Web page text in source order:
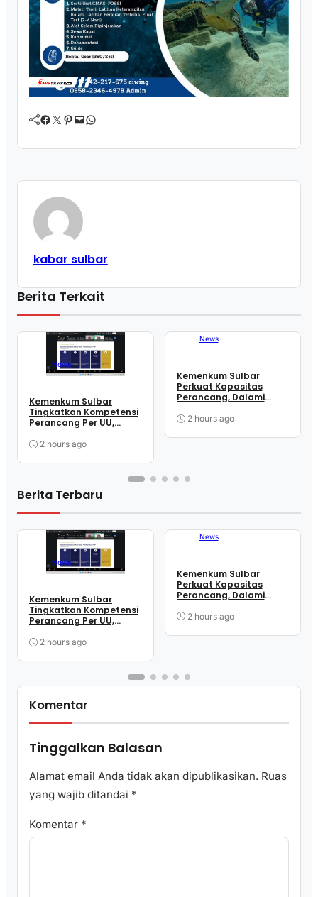
Facebook Twitter Pinterest Mail WhatsApp
kabar sulbar
Berita Terkait
News
Kemenkum Sulbar
Tingkatkan Kompetensi
Perancang Per UU,
Berkualitas
2 hours ago
News
Kemenkum Sulbar
Perkuat Kapasitas
Perancang, Dalami
Pengundangan
2 hours ago
Berita Terbaru
News
Kemenkum Sulbar
Tingkatkan Kompetensi
Perancang Per UU,
Berkualitas
2 hours ago
News
Kemenkum Sulbar
Perkuat Kapasitas
Perancang, Dalami
Pengundangan
2 hours ago
Komentar
Tinggalkan Balasan
Alamat email Anda tidak akan dipublikasikan. Ruas
yang wajib ditandai *
Komentar *